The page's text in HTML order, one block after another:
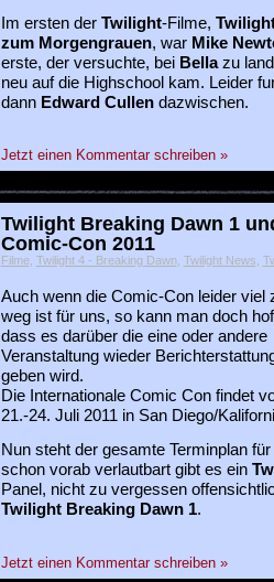
Im ersten der Twilight-Filme,
zum Morgengrauen, war Mike
erste, der versuchte, bei Bellazu
neu auf die Highschool kam. Leider
dann Edward Cullendazwischen.
Jetzt einen Kommentar schreiben »
Twilight Breaking Dawn 1
Comic-Con 2011
Filme, Twilight 4 - Breaking Dawn, Twilight News
Auch wenn die Comic-Con leider viel
weg ist für uns, so kann man doch
dass es darüber die eine oder andere
Veranstaltung wieder
geben wird.
Die Internationale Comic Con findet
21.-24. Juli 2011 in San Diego/
Nun steht der gesamte Terminplan
schon vorab verlautbart gibt es ein
Panel, nicht zu vergessen
Twilight Breaking Dawn 1.
Jetzt einen Kommentar schreiben »